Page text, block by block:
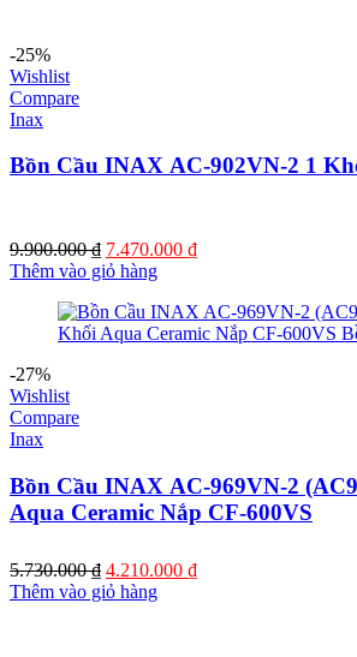
-25%
Wishlist
Compare
Inax
Bồn Cầu INAX AC-902VN-2 1
9.900.000₫ Giá
gốc
9.900.000 ₫.
7.470.000 ₫Giá
là:
7.470.000 ₫.
Thêm vào giỏ hàng
-27%
Wishlist
Compare
Inax
Bồn Cầu INAX AC-969VN-2
Aqua Ceramic Nắp CF-600VS
5.730.000₫ Giá
gốc
4.210.000 ₫Giá
Thêm vào giỏ hàng